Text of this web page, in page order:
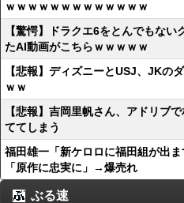
ｗｗｗｗｗｗｗｗｗｗｗｗｗ
【驚愕】ドラクエ6をとんでもな
たAI動画がこちらｗｗｗｗｗ
【悲報】ディズニーとUSJ、JKの
ｗｗ
【悲報】吉岡里帆さん、アドリブ
ててしまう
福田雄一「新ケロロに福田組が出
「原作に忠実に」→爆売れ
ぶる速